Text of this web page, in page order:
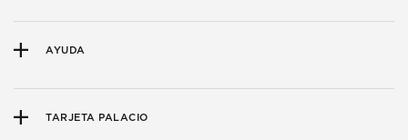
AYUDA
TARJETA PALACIO